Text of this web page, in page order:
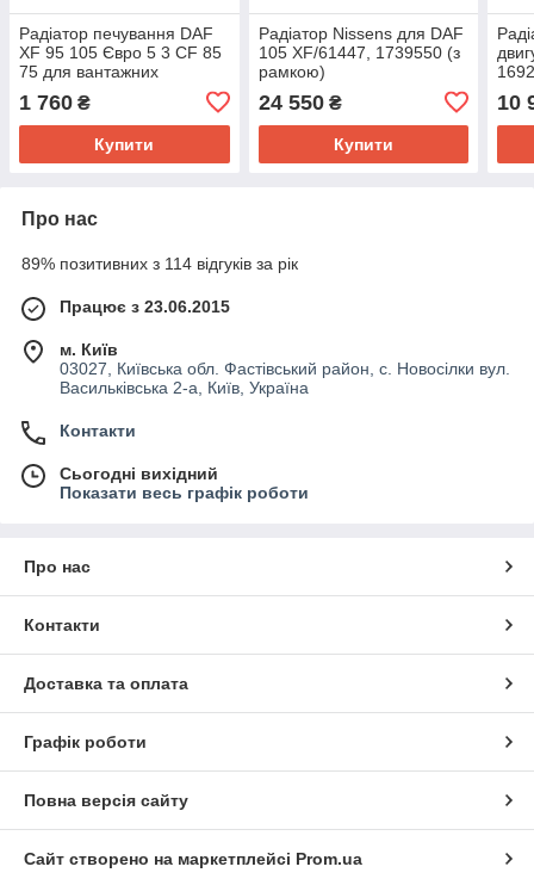
Радіатор печування DAF
XF 95 105 Євро 5 3 CF 85
75 для вантажних
автомобілів даф 1454123
1 760 ₴
Купити
Радіатор Nissens для DAF
105 XF/61447, 1739550 (з
рамкою)
24 550₴
Купити
10
Про нас
89% позитивних з 114 відгуків за рік
Працює з 23.06.2015
м. Київ
03027, Київська обл. Фастівський район, с. Новосілки вул.
Васильківська 2-а, Київ, Україна
Контакти
Сьогодні вихідний
Показати весь графік роботи
Про нас
Контакти
Доставка та оплата
Графік роботи
Повна версія сайту
Сайт створено на маркетплейсі Prom.ua